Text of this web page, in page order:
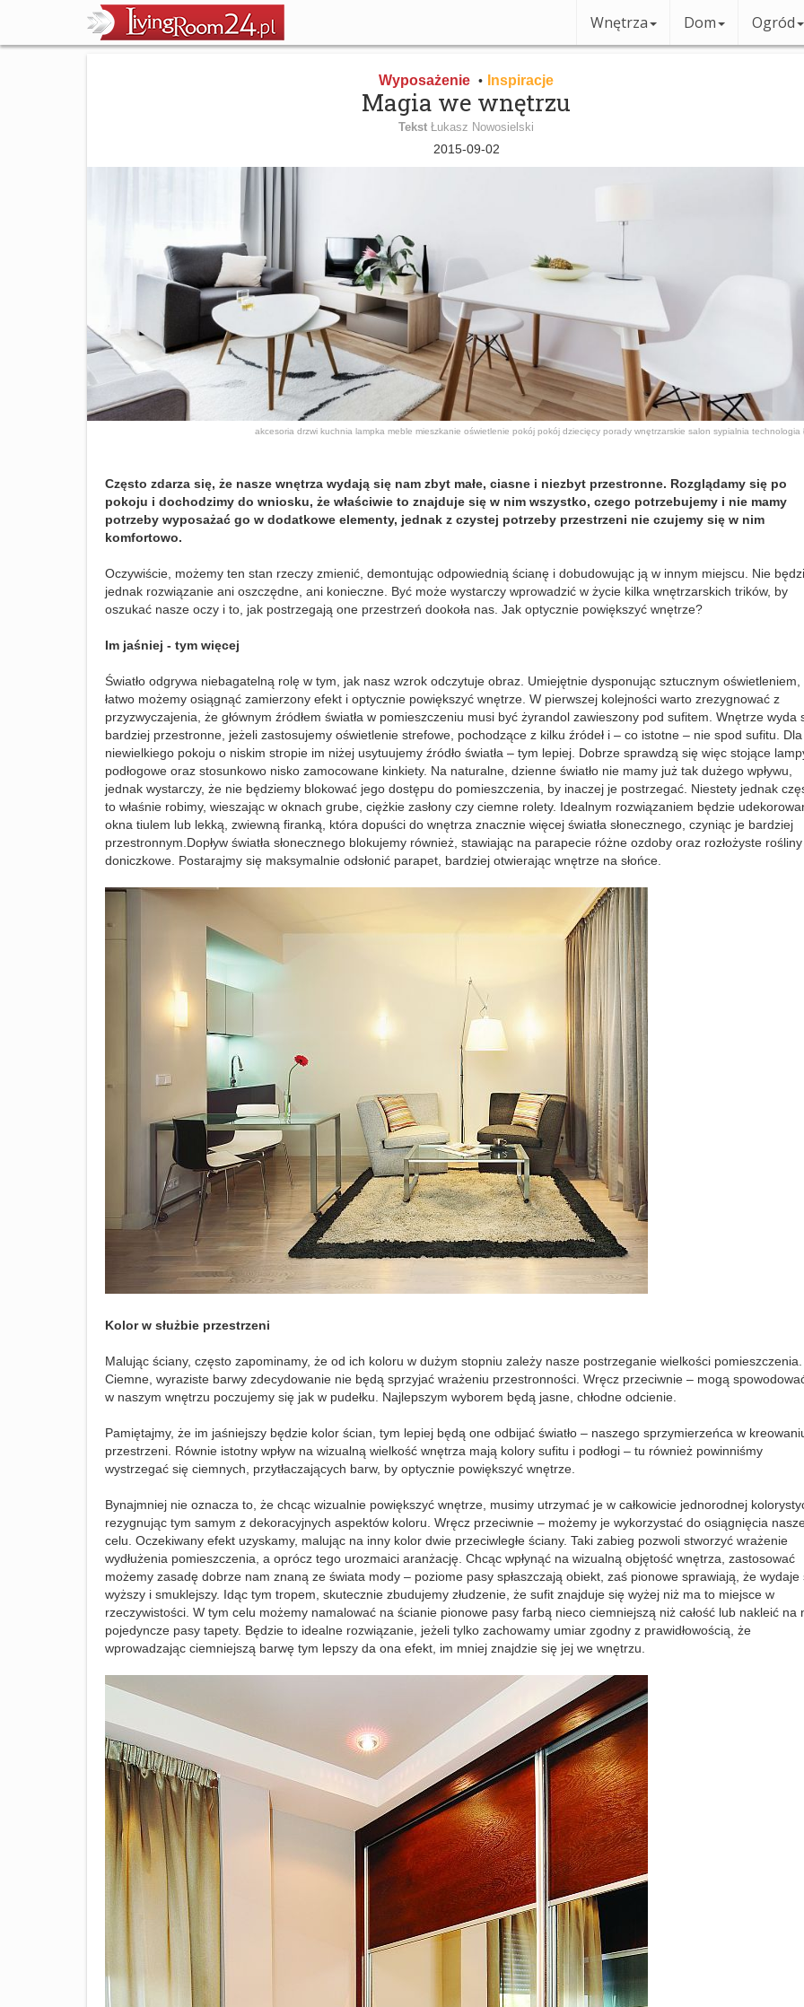
Wnętrza Dom Ogród
Wyposażenie • Inspiracje
Magia we wnętrzu
TekstŁukasz Nowosielski
2015-09-02
akcesoria drzwi kuchnia lampka meble mieszkanie oświetlenie pokój pokój dziecięcy porady wnętrzarskie salon sypialnia technologia
Często zdarza się, że nasze wnętrza wydają się nam zbyt małe, ciasne i niezbyt przestronne. Rozglądamy się po
pokoju i dochodzimy do wniosku, że właściwie to znajduje się w nim wszystko, czego potrzebujemy i nie mamy
potrzeby wyposażać go w dodatkowe elementy, jednak z czystej potrzeby przestrzeni nie czujemy się w nim
komfortowo.
Oczywiście, możemy ten stan rzeczy zmienić, demontując odpowiednią ścianę i dobudowując ją w innym miejscu. Nie
jednak rozwiązanie ani oszczędne, ani konieczne. Być może wystarczy wprowadzić w życie kilka wnętrzarskich trików, by
oszukać nasze oczy i to, jak postrzegają one przestrzeń dookoła nas. Jak optycznie powiększyć wnętrze?
Im jaśniej - tym więcej
Światło odgrywa niebagatelną rolę w tym, jak nasz wzrok odczytuje obraz. Umiejętnie dysponując sztucznym oświetleniem,
łatwo możemy osiągnąć zamierzony efekt i optycznie powiększyć wnętrze. W pierwszej kolejności warto zrezygnować z
przyzwyczajenia, że głównym źródłem światła w pomieszczeniu musi być żyrandol zawieszony pod sufitem. Wnętrze wyda
bardziej przestronne, jeżeli zastosujemy oświetlenie strefowe, pochodzące z kilku źródeł i – co istotne – nie spod sufitu. Dla
niewielkiego pokoju o niskim stropie im niżej usytuujemy źródło światła – tym lepiej. Dobrze sprawdzą się więc stojące
podłogowe oraz stosunkowo nisko zamocowane kinkiety. Na naturalne, dzienne światło nie mamy już tak dużego wpływu,
jednak wystarczy, że nie będziemy blokować jego dostępu do pomieszczenia, by inaczej je postrzegać. Niestety jednak
to właśnie robimy, wieszając w oknach grube, ciężkie zasłony czy ciemne rolety. Idealnym rozwiązaniem będzie
okna tiulem lub lekką, zwiewną firanką, która dopuści do wnętrza znacznie więcej światła słonecznego, czyniąc je bardziej
przestronnym.Dopływ światła słonecznego blokujemy również, stawiając na parapecie różne ozdoby oraz rozłożyste rośliny
doniczkowe. Postarajmy się maksymalnie odsłonić parapet, bardziej otwierając wnętrze na słońce.
Kolor w służbie przestrzeni
Malując ściany, często zapominamy, że od ich koloru w dużym stopniu zależy nasze postrzeganie wielkości pomieszczenia.
Ciemne, wyraziste barwy zdecydowanie nie będą sprzyjać wrażeniu przestronności. Wręcz przeciwnie – mogą
w naszym wnętrzu poczujemy się jak w pudełku. Najlepszym wyborem będą jasne, chłodne odcienie.
Pamiętajmy, że im jaśniejszy będzie kolor ścian, tym lepiej będą one odbijać światło – naszego sprzymierzeńca w
przestrzeni. Równie istotny wpływ na wizualną wielkość wnętrza mają kolory sufitu i podłogi – tu również powinniśmy
wystrzegać się ciemnych, przytłaczających barw, by optycznie powiększyć wnętrze.
Bynajmniej nie oznacza to, że chcąc wizualnie powiększyć wnętrze, musimy utrzymać je w całkowicie jednorodnej
rezygnując tym samym z dekoracyjnych aspektów koloru. Wręcz przeciwnie – możemy je wykorzystać do osiągnięcia
celu. Oczekiwany efekt uzyskamy, malując na inny kolor dwie przeciwległe ściany. Taki zabieg pozwoli stworzyć wrażenie
wydłużenia pomieszczenia, a oprócz tego urozmaici aranżację. Chcąc wpłynąć na wizualną objętość wnętrza, zastosować
możemy zasadę dobrze nam znaną ze świata mody – poziome pasy spłaszczają obiekt, zaś pionowe sprawiają, że wydaje
wyższy i smuklejszy. Idąc tym tropem, skutecznie zbudujemy złudzenie, że sufit znajduje się wyżej niż ma to miejsce w
rzeczywistości. W tym celu możemy namalować na ścianie pionowe pasy farbą nieco ciemniejszą niż całość lub nakleić na
pojedyncze pasy tapety. Będzie to idealne rozwiązanie, jeżeli tylko zachowamy umiar zgodny z prawidłowością, że
wprowadzając ciemniejszą barwę tym lepszy da ona efekt, im mniej znajdzie się jej we wnętrzu.